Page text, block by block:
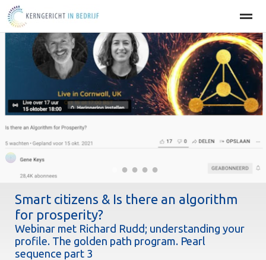
Home BEDRIJFSOPTIMALISATIE PERSOONLIJKE
Agenda Nieuws Zoeken
● ● ● ●
Smart citizens & Is there an algorithm
for prosperity?
Webinar met Richard Rudd; understanding your
profile. The golden path program. Pearl
sequence part 3